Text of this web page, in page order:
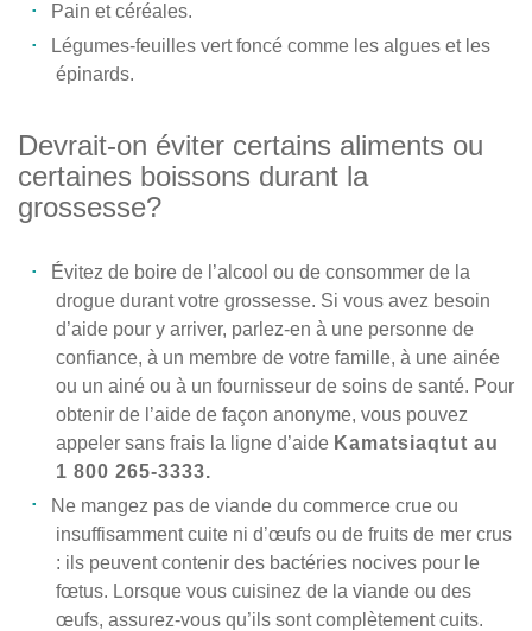
Pain et céréales.
Légumes-feuilles vert foncé comme les algues et les
épinards.
Devrait-on éviter certains aliments ou
certaines boissons durant la
grossesse?
Évitez de boire de l’alcool ou de consommer de la
drogue durant votre grossesse. Si vous avez besoin
d’aide pour y arriver, parlez-en à une personne de
confiance, à un membre de votre famille, à une ainée
ou un ainé ou à un fournisseur de soins de santé. Pour
obtenir de l’aide de façon anonyme, vous pouvez
appeler sans frais la ligne d’aide Kamatsiaqtut au
1 800 265-3333.
Ne mangez pas de viande du commerce crue ou
insuffisamment cuite ni d’œufs ou de fruits de mer crus
: ils peuvent contenir des bactéries nocives pour le
fœtus. Lorsque vous cuisinez de la viande ou des
œufs, assurez-vous qu’ils sont complètement cuits.